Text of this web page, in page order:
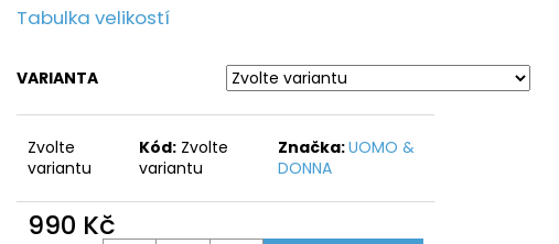
Tabulka velikostí
VARIANTA
Zvolte
variantu
Kód: Zvolte
variantu
Značka:UOMO &
DONNA
990 Kč